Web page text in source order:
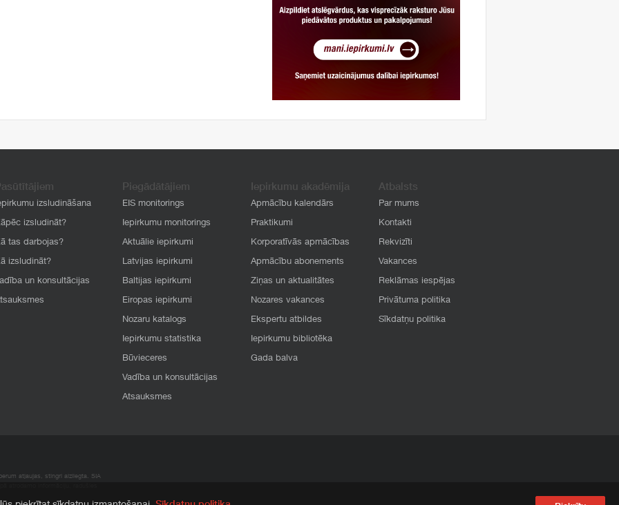
izsludināšana
izsludināt?
tas darbojas?
izsludināt?
un konsultācijas
Piegādātājiem
EIS monitorings
Iepirkumu monitorings
Aktuālie iepirkumi
Latvijas iepirkumi
Baltijas iepirkumi
Eiropas iepirkumi
Nozaru katalogs
Iepirkumu statistika
Būvieceres
Vadība un konsultācijas
Atsauksmes
Iepirkumu akadēmija
Apmācību kalendārs
Praktikumi
Korporatīvās apmācības
Apmācību abonements
Ziņas un aktualitātes
Nozares vakances
Ekspertu atbildes
Iepirkumu bibliotēka
Gada balva
Atbalsts
Par mums
Kontakti
Rekvizīti
Vakances
Reklāmas iespējas
Privātuma politika
Sīkdatņu politika
atļaujas, stingri aizliegta. SIA